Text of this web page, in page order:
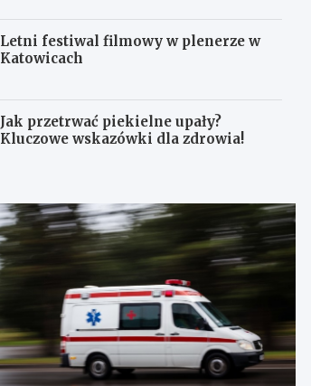
Letni festiwal filmowy w plenerze w
Katowicach
Jak przetrwać piekielne upały?
Kluczowe wskazówki dla zdrowia!